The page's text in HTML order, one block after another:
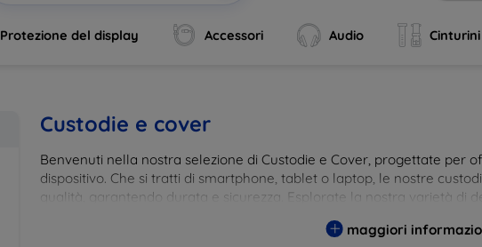
Protezione del display Accessori Audio Cinturini
Custodie e cover
Benvenuti nella nostra selezione di Custodie e Cover, progettate per
dispositivo. Che si tratti di smartphone, tablet o laptop, le nostre
qualità, garantendo durata e sicurezza. Esplorate la nostra varietà di
maggiori